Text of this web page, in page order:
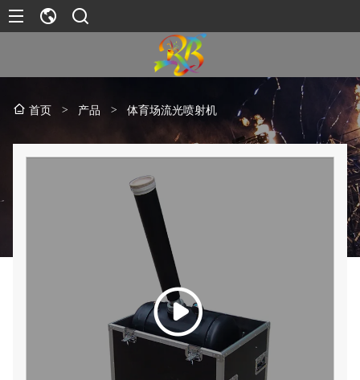
首页 > 产品 > 体育场流光喷射机